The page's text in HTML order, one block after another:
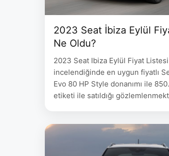
2023 Seat İbiza Eylül
Ne Oldu?
2023 Seat Ibiza Eylül Fiyat
incelendiğinde en uygun fiyatlı
Evo 80 HP Style donanımı ile
etiketi ile satıldığı
850.000 IBIZA 1.0 EcoTSI 110 HP
1.020.000 IBIZA 1.5 …